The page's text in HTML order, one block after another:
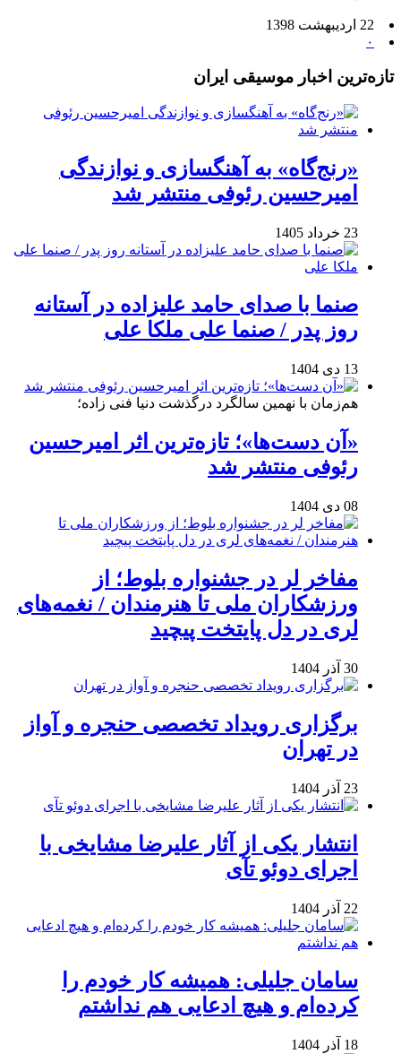
22 اردیبهشت 1398
۰
تازه‌ترین اخبار موسیقی ایران
«رنج‌گاه» به آهنگسازی و نوازندگی
امیرحسین رئوفی منتشر شد
23 خرداد 1405
صنما با صدای حامد علیزاده در آستانه
روز پدر / صنما علی ملکا علی
13 دی 1404
هم‌زمان با نهمین سالگرد درگذشت دنیا فنی زاده؛
«آن دست‌ها»؛ تازه‌ترین اثر امیرحسین
رئوفی منتشر شد
08 دی 1404
مفاخر لر در جشنواره بلوط؛ از
ورزشکاران ملی تا هنرمندان / نغمه‌های
لری در دل پایتخت پیچید
30 آذر 1404
برگزاری رویداد تخصصی حنجره و آواز
در تهران
23 آذر 1404
انتشار یکی از آثار علیرضا مشایخی با
اجرای دوئو تآی
22 آذر 1404
سامان جلیلی: همیشه کار خودم را
کرده‌ام و هیچ ادعایی هم نداشتم
18 آذر 1404